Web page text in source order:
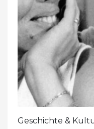
Geschichte &